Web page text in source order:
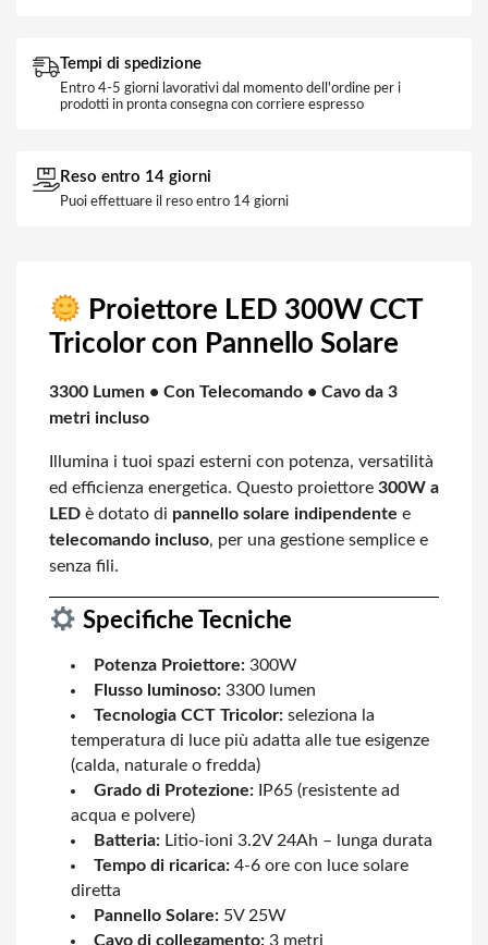
Tempi di spedizione
Entro 4-5 giorni lavorativi dal momento dell'ordine per i
prodotti in pronta consegna con corriere espresso
Reso entro 14 giorni
Puoi effettuare il reso entro 14 giorni
Proiettore LED 300W CCT
Tricolor con Pannello Solare
3300 Lumen • Con Telecomando • Cavo da 3
metri incluso
Illumina i tuoi spazi esterni con potenza, versatilità
ed efficienza energetica. Questo proiettore 300W a
LED è dotato di pannello solare indipendente e
telecomando incluso, per una gestione semplice e
senza fili.
Specifiche Tecniche
Potenza Proiettore: 300W
Flusso luminoso: 3300 lumen
Tecnologia CCT Tricolor: seleziona la
temperatura di luce più adatta alle tue esigenze
(calda, naturale o fredda)
Grado di Protezione: IP65 (resistente ad
acqua e polvere)
Batteria: Litio-ioni 3.2V 24Ah – lunga durata
Tempo di ricarica: 4-6 ore con luce solare
diretta
Pannello Solare: 5V 25W
Cavo di collegamento: 3 metri